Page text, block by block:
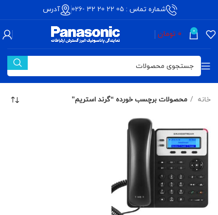
شماره تماس : 05 22 20 32 -026 آدرس
0
0 تومان
خانه محصولات برچسب خورده “گرند استریم”